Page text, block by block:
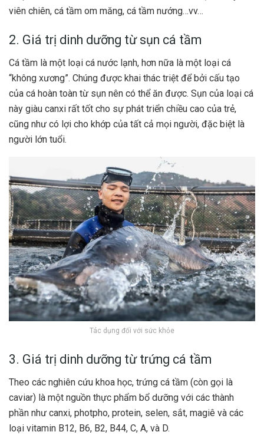
viên chiên, cá tầm om măng, cá tầm nướng…vv…
2. Giá trị dinh dưỡng từ sụn cá tầm
Cá tầm là một loại cá nước lạnh, hơn nữa là một loại cá
“không xương”. Chúng được khai thác triệt để bởi cấu tạo
của cá hoàn toàn từ sụn nên có thể ăn được. Sụn của loại cá
này giàu canxi rất tốt cho sự phát triển chiều cao của trẻ,
cũng như có lợi cho khớp của tất cả mọi người, đặc biệt là
người lớn tuổi.
Tác dụng đối với sức khỏe
3. Giá trị dinh dưỡng từ trứng cá tầm
Theo các nghiên cứu khoa học, trứng cá tầm (còn gọi là
caviar) là một nguồn thực phẩm bổ dưỡng với các thành
phần như canxi, photpho, protein, selen, sắt, magiê và các
loại vitamin B12, B6, B2, B44, C, A, và D.